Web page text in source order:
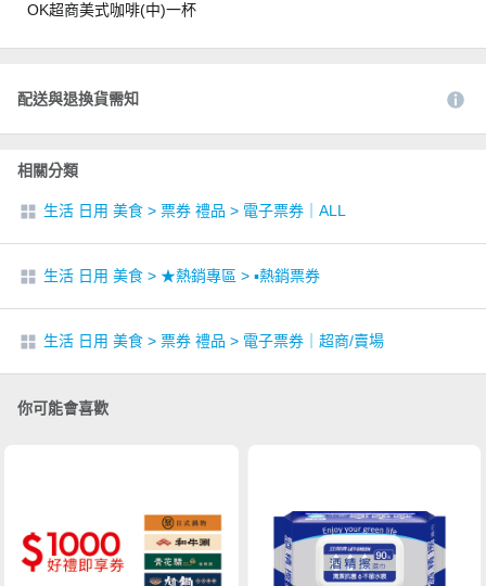
OK超商美式咖啡(中)一杯
配送與退換貨需知
相關分類
生活 日用 美食 > 票券 禮品 > 電子票券｜ALL
生活 日用 美食 > ★熱銷專區 > ▪︎熱銷票券
生活 日用 美食 > 票券 禮品 > 電子票券｜超商/賣場
你可能會喜歡